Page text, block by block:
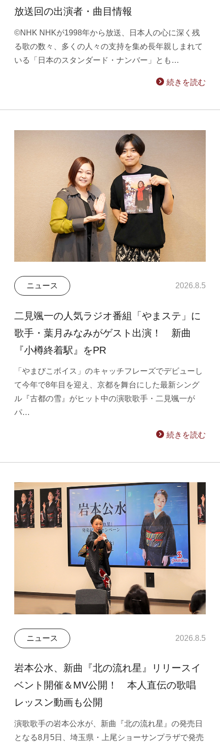
放送回の出演者・曲目情報
©NHK NHKが1998年から放送、日本人の心に深く残
る歌の数々、多くの人々の支持を集め長年親しまれて
いる「日本のスタンダード・ナンバー」とも…
続きを読む
ニュース 2026.8.5
二見颯一の人気ラジオ番組「やまステ」に
歌手・葉月みなみがゲスト出演！ 新曲
『小樽終着駅』をPR
「やまびこボイス」のキャッチフレーズでデビューし
て今年で8年目を迎え、京都を舞台にした最新シング
ル『古都の雪』がヒット中の演歌歌手・二見颯一が
パ…
続きを読む
ニュース 2026.8.5
岩本公水、新曲『北の流れ星』リリースイ
ベント開催＆MV公開！ 本人直伝の歌唱
レッスン動画も公開
演歌歌手の岩本公水が、新曲『北の流れ星』の発売日
となる8月5日、埼玉県・上尾ショーサンプラザで発売